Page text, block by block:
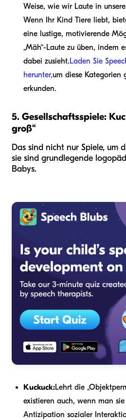
Weise, wie wir Laute in
Wenn Ihr Kind Tiere liebt,
eine lustige, motivierende
„Mäh“-Laute zu üben, indem
dabei zusieht.Laden Sie
herunter,um diese Kategorien
erkunden.
5. Gesellschaftsspiele:
groß“
Das sind nicht nur Spiele, um
sie sind grundlegende
Babys.
Kuckuck:Lehrt die
existieren auch, wenn man
Antizipation sozialer